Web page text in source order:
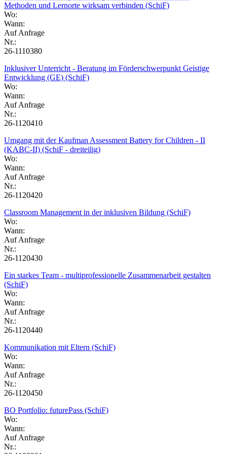
Methoden und Lernorte wirksam verbinden (SchiF)
Wo:
Wann:
Auf Anfrage
Nr.:
26-1110380
Inklusiver Unterricht - Beratung im Förderschwerpunkt Geistige
Entwicklung (GE) (SchiF)
Wo:
Wann:
Auf Anfrage
Nr.:
26-1120410
Umgang mit der Kaufman Assessment Battery for Children - II
(KABC-II) (SchiF - dreiteilig)
Wo:
Wann:
Auf Anfrage
Nr.:
26-1120420
Classroom Management in der inklusiven Bildung (SchiF)
Wo:
Wann:
Auf Anfrage
Nr.:
26-1120430
Ein starkes Team - multiprofessionelle Zusammenarbeit gestalten
(SchiF)
Wo:
Wann:
Auf Anfrage
Nr.:
26-1120440
Kommunikation mit Eltern (SchiF)
Wo:
Wann:
Auf Anfrage
Nr.:
26-1120450
BO Portfolio: futurePass (SchiF)
Wo:
Wann:
Auf Anfrage
Nr.: